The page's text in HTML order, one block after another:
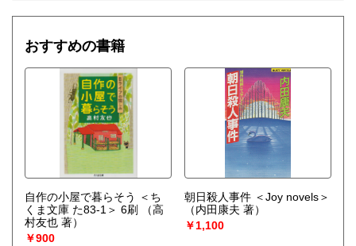
おすすめの書籍
自作の小屋で暮らそう ＜ち
くま文庫 た83-1＞ 6刷
（高
村友也 著）
￥900
朝日殺人事件 ＜Joy novels＞
（内田康夫 著）
￥1,100